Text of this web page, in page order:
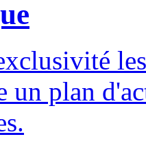
un plan